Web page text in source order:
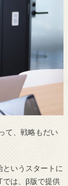
て、戦略もだい
というスタートに
では、β版で提供